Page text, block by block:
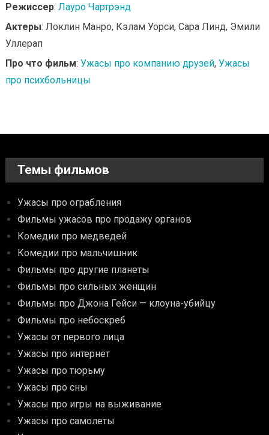
Режиссер: Лауро Чартрэнд
Актеры: Локлин Манро, Кэлам Уорси, Сара Линд, Эмили
Уллерап
Про что фильм: Ужасы про компанию друзей, Ужасы
про психбольницы
Темы фильмов
Ужасы про ограбления
Фильмы ужасов про продажу органов
Комедии про медведей
Комедии про мальчишник
Фильмы про другие планеты
Фильмы про сильных женщин
Фильмы про Джона Гейси — клоуна-убийцу
Фильмы про небоскреб
Ужасы от первого лица
Ужасы про интернет
Ужасы про тюрьму
Ужасы про сны
Ужасы про игры на выживание
Ужасы про самолеты